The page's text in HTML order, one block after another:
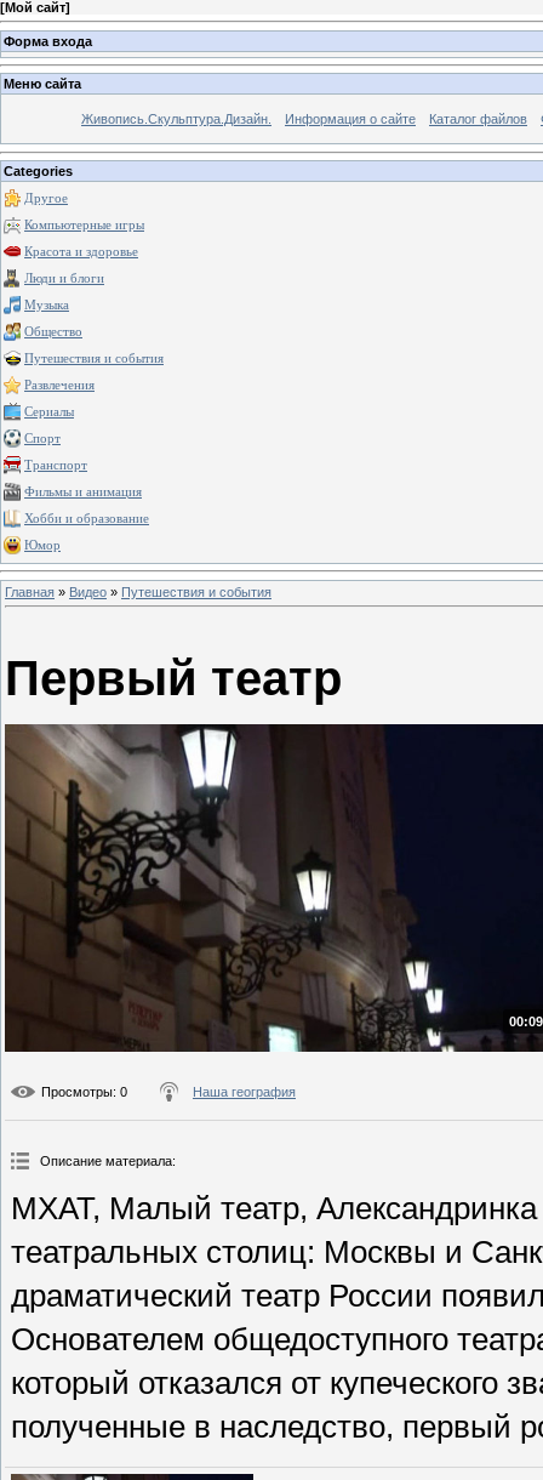
[Мой сайт]
Форма входа
Меню сайта
Живопись.Скульптура.Дизайн. Информация о сайте Каталог файлов
Categories
Другое
Компьютерные игры
Красота и здоровье
Люди и блоги
Музыка
Общество
Путешествия и события
Развлечения
Сериалы
Спорт
Транспорт
Фильмы и анимация
Хобби и образование
Юмор
Главная » Видео » Путешествия и события
Первый театр
Просмотры: 0 Наша география
Описание материала:
МХАТ, Малый театр,
театральных столиц: Москвы и
драматический театр России
Основателем общедоступного
который отказался от купеческого
полученные в наследство, первый